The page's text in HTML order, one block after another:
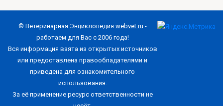
© Ветеринарная Энциклопедия webvet.ru -
работаем для Вас с 2006 года!
Вся информация взята из открытых источников
или предоставлена правообладателями и
приведена для ознакомительного
использования.
За её применение ресурс ответственности не